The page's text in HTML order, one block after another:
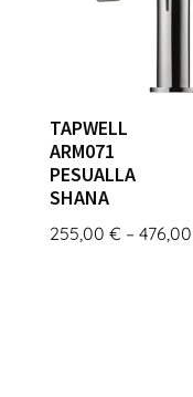
TAPWELL
ARM071
PESUALLA
SHANA
255,00 € – 476,00